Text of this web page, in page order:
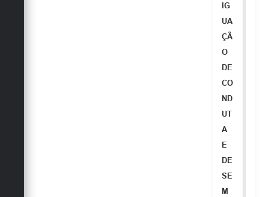
IG
UA
ÇÃ
O
DE
CO
ND
UT
A
E
DE
SE
M